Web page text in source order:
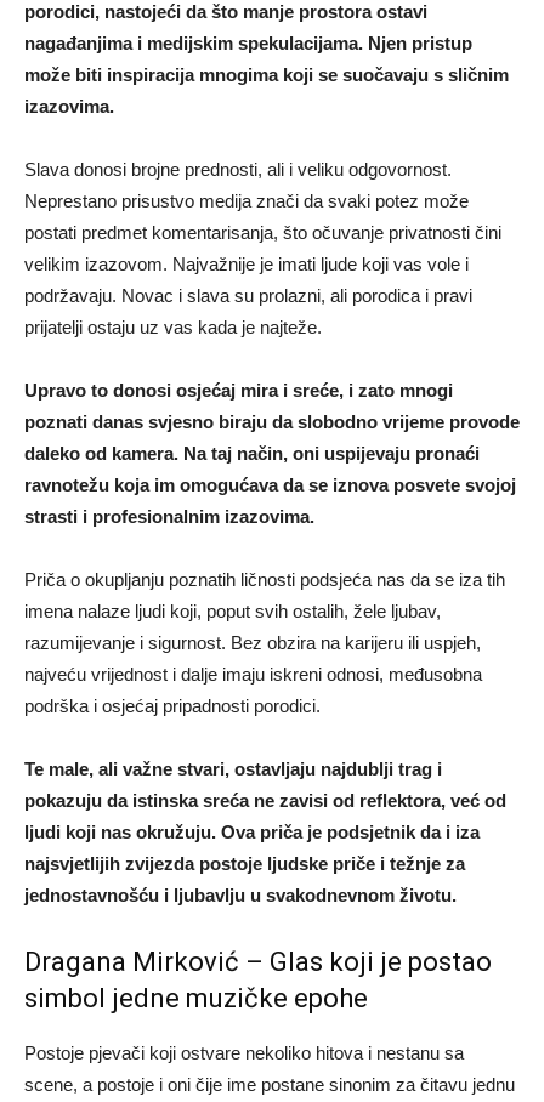
porodici, nastojeći da što manje prostora ostavi
nagađanjima i medijskim spekulacijama. Njen pristup
može biti inspiracija mnogima koji se suočavaju s sličnim
izazovima.
Slava donosi brojne prednosti, ali i veliku odgovornost.
Neprestano prisustvo medija znači da svaki potez može
postati predmet komentarisanja, što očuvanje privatnosti čini
velikim izazovom. Najvažnije je imati ljude koji vas vole i
podržavaju. Novac i slava su prolazni, ali porodica i pravi
prijatelji ostaju uz vas kada je najteže.
Upravo to donosi osjećaj mira i sreće, i zato mnogi
poznati danas svjesno biraju da slobodno vrijeme provode
daleko od kamera. Na taj način, oni uspijevaju pronaći
ravnotežu koja im omogućava da se iznova posvete svojoj
strasti i profesionalnim izazovima.
Priča o okupljanju poznatih ličnosti podsjeća nas da se iza tih
imena nalaze ljudi koji, poput svih ostalih, žele ljubav,
razumijevanje i sigurnost. Bez obzira na karijeru ili uspjeh,
najveću vrijednost i dalje imaju iskreni odnosi, međusobna
podrška i osjećaj pripadnosti porodici.
Te male, ali važne stvari, ostavljaju najdublji trag i
pokazuju da istinska sreća ne zavisi od reflektora, već od
ljudi koji nas okružuju. Ova priča je podsjetnik da i iza
najsvjetlijih zvijezda postoje ljudske priče i težnje za
jednostavnošću i ljubavlju u svakodnevnom životu.
Dragana Mirković – Glas koji je postao
simbol jedne muzičke epohe
Postoje pjevači koji ostvare nekoliko hitova i nestanu sa
scene, a postoje i oni čije ime postane sinonim za čitavu jednu